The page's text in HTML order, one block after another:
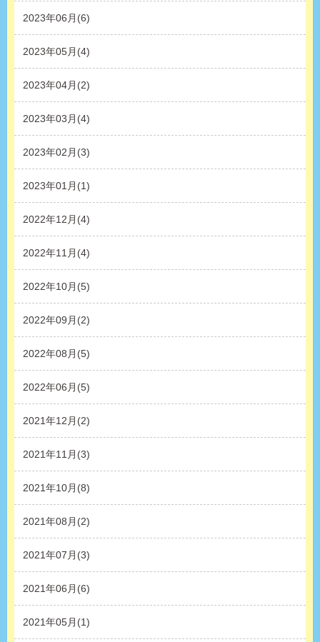
2023年06月(6)
2023年05月(4)
2023年04月(2)
2023年03月(4)
2023年02月(3)
2023年01月(1)
2022年12月(4)
2022年11月(4)
2022年10月(5)
2022年09月(2)
2022年08月(5)
2022年06月(5)
2021年12月(2)
2021年11月(3)
2021年10月(8)
2021年08月(2)
2021年07月(3)
2021年06月(6)
2021年05月(1)